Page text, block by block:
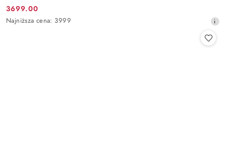
Cena
promocyjna:
3699.00
Najniższa
Najniższa cena: 3999